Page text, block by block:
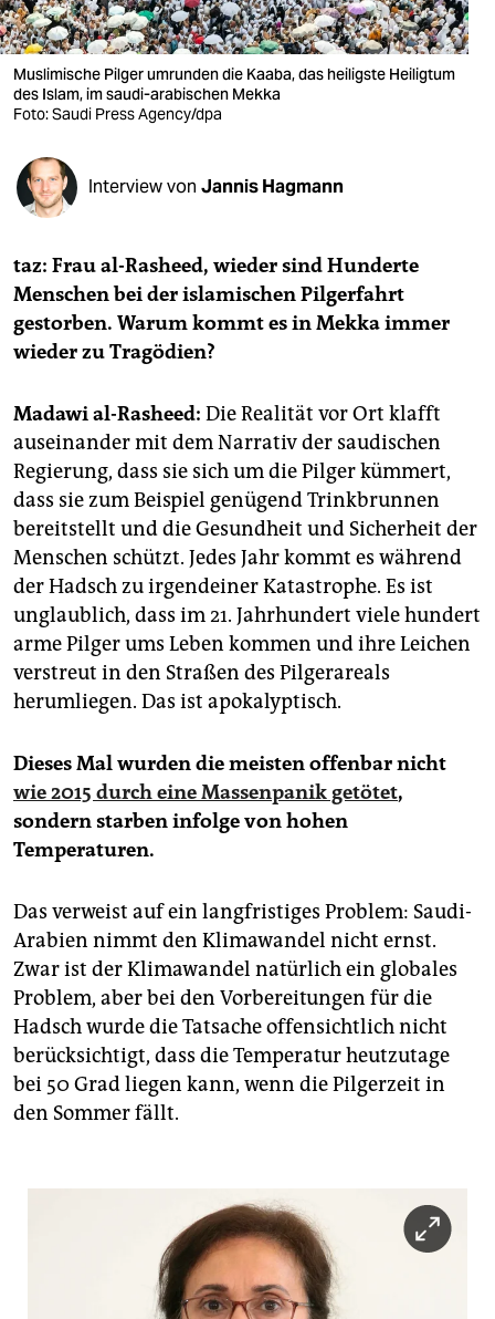
verlag
veranstaltungen
shop
fragen & hilfe
unterstützen
genossenschaft
epaper login
Muslimische Pilger umrunden die Kaaba, das heiligste Heiligtum
des Islam, im saudi-arabischen Mekka
Foto: Saudi Press Agency/dpa
Interview von Jannis Hagmann
taz: Frau al-Rasheed, wieder sind Hunderte
Menschen bei der islamischen Pilgerfahrt
gestorben. Warum kommt es in Mekka immer
wieder zu Tragödien?
Madawi al-Rasheed: Die Realität vor Ort klafft
auseinander mit dem Narrativ der saudischen
Regierung, dass sie sich um die Pilger kümmert,
dass sie zum Beispiel genügend Trinkbrunnen
bereitstellt und die Gesundheit und Sicherheit der
Menschen schützt. Jedes Jahr kommt es während
der Hadsch zu irgendeiner Katastrophe. Es ist
unglaublich, dass im 21. Jahrhundert viele hundert
arme Pilger ums Leben kommen und ihre Leichen
verstreut in den Straßen des Pilgerareals
herumliegen. Das ist apokalyptisch.
Dieses Mal wurden die meisten offenbar nicht
wie 2015 durch eine Massenpanik getötet,
sondern starben infolge von hohen
Temperaturen.
Das verweist auf ein langfristiges Problem: Saudi-
Arabien nimmt den Klimawandel nicht ernst.
Zwar ist der Klimawandel natürlich ein globales
Problem, aber bei den Vorbereitungen für die
Hadsch wurde die Tatsache offensichtlich nicht
berücksichtigt, dass die Temperatur heutzutage
bei 50 Grad liegen kann, wenn die Pilgerzeit in
den Sommer fällt.